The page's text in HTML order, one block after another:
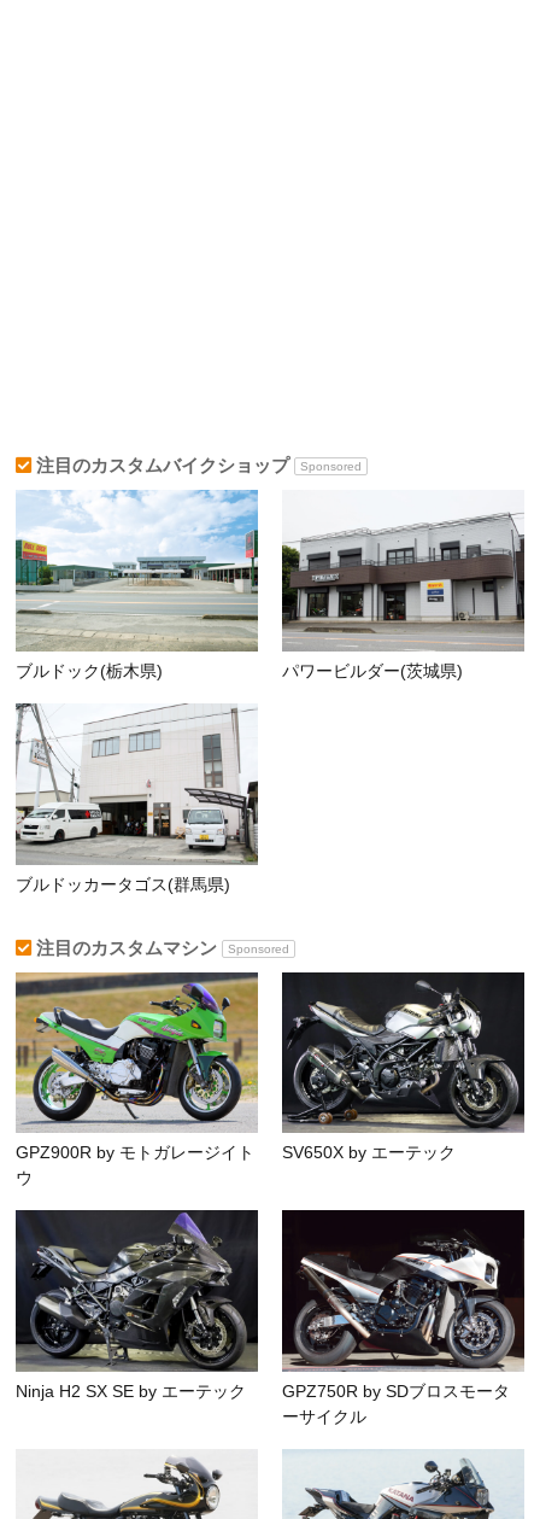
注目のカスタムバイクショップ Sponsored
ブルドック(栃木県) パワービルダー(茨城県)
ブルドッカータゴス(群馬県)
注目のカスタムマシン Sponsored
GPZ900R by モトガレージイト
ウ
SV650X by エーテック
Ninja H2 SX SE by エーテック
GPZ750R by SDブロスモータ
ーサイクル